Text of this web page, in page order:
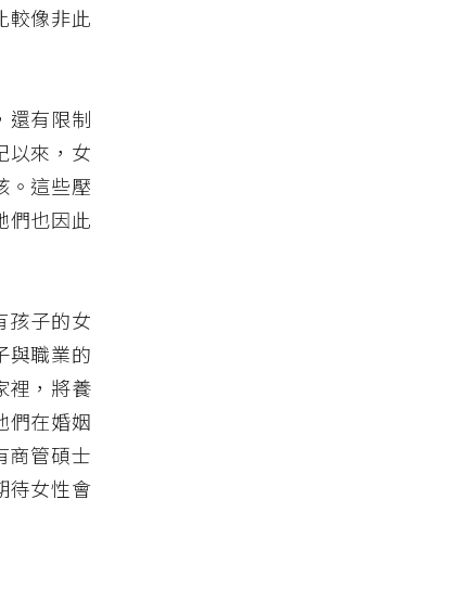
較像非此
還有限制
以來，女
。這些壓
們也因此
孩子的女
與職業的
裡，將養
們在婚姻
商管碩士
待女性會